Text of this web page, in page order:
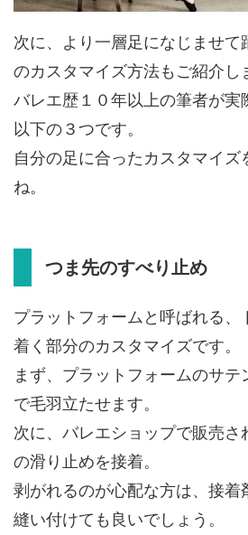
次に、より一層足になじませて
のカスタマイズ方法もご紹介し
バレエ歴１０年以上の筆者が実
以下の３つです。
自分の足に合ったカスタマイズ
ね。
つま先のすべり止め
プラットフォームと呼ばれる、
着く部分のカスタマイズです。
まず、プラットフォームのサ
で毛羽立たせます。
次に、バレエショップで販売さ
の滑り止めを接着。
剥がれるのが心配な方は、接着
縫い付けても良いでしょう。